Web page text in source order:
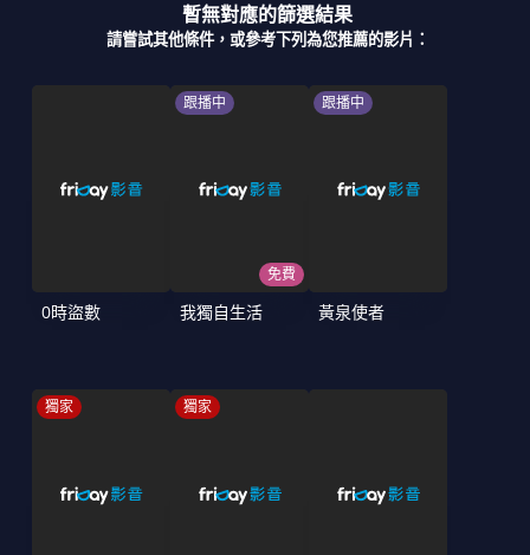
暫無對應的篩選結果
請嘗試其他條件，或參考下列為您推薦的影片：
0時盜數
跟播中
免費
我獨自生活
跟播中
黃泉使者
獨家 獨家